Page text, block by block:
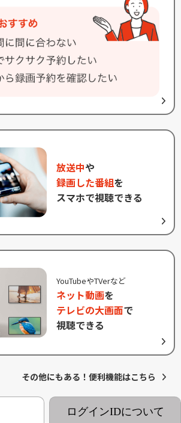
放送中や
録画した番組を
スマホで視聴できる
YouTubeやTVerなど
ネット動画を
テレビの大画面で
視聴できる
その他にもある！便利機能はこちら
ログインIDについて